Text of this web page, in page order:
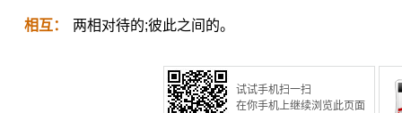
相互： 两相对待的;彼此之间的。
试试手机扫一扫
在你手机上继续浏览此页面